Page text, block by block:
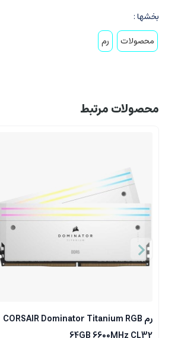
بخشها :
محصولات
رم
محصولات مرتبط
رم CORSAIR Dominator Titanium RGB